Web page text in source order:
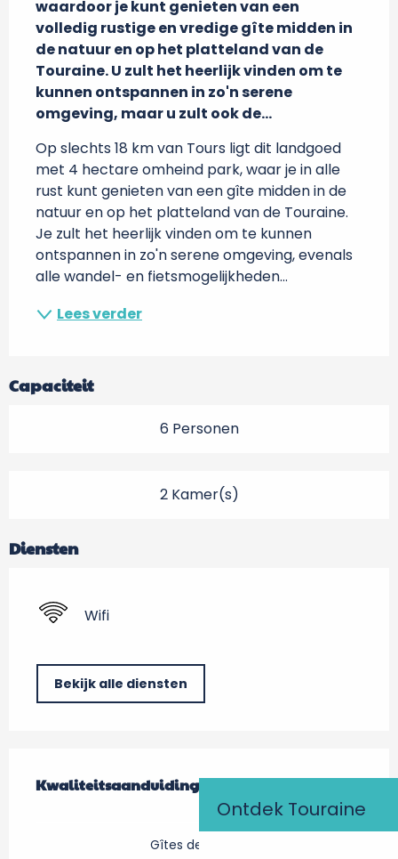
Ontdek Touraine
waardoor je kunt genieten van een
volledig rustige en vredige gîte midden in
de natuur en op het platteland van de
Touraine. U zult het heerlijk vinden om te
kunnen ontspannen in zo'n serene
omgeving, maar u zult ook de...
Op slechts 18 km van Tours ligt dit landgoed
met 4 hectare omheind park, waar je in alle
rust kunt genieten van een gîte midden in de
natuur en op het platteland van de Touraine.
Je zult het heerlijk vinden om te kunnen
ontspannen in zo'n serene omgeving, evenals
alle wandel- en fietsmogelijkheden...
Lees verder
Capaciteit
6 Personen
2 Kamer(s)
Diensten
Wifi
Bekijk alle diensten
Kwaliteitsaanduiding
Kwaliteitsaanduiding
Gîtes de France